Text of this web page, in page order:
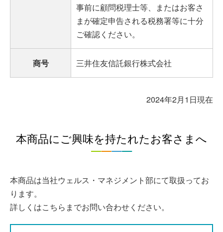
事前に顧問税理士等、またはお客さ
まが確定申告される税務署等に十分
ご確認ください。
商号 三井住友信託銀行株式会社
2024年2月1日現在
本商品にご興味を持たれたお客さまへ
本商品は当社ウェルス・マネジメント部にて取扱ってお
ります。
詳しくはこちらまでお問い合わせください。